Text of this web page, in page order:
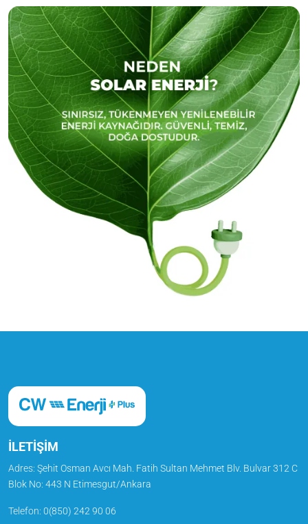
İLETİŞİM
Adres: Şehit Osman Avcı Mah. Fatih Sultan Mehmet Blv. Bulvar 312 C
Blok No: 443 N Etimesgut/Ankara
Telefon: 0(850) 242 90 06